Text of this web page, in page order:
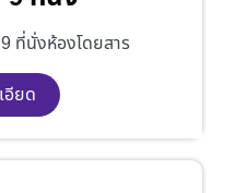
ที่นั่งห้องโดยสาร
อียด